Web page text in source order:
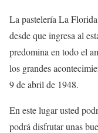
La pastelería La
desde que ingresa al
predomina en todo el
los grandes
9 de abril de 1948.
En este lugar usted
podrá disfrutar unas